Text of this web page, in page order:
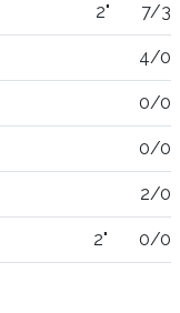
2" 7/3
4/0
0/0
0/0
2/0
2" 0/0